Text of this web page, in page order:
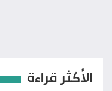
الأكثر قراءة